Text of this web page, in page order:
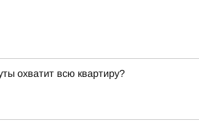
охватит всю квартиру?